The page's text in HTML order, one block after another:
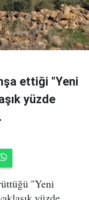
ettiği "Yeni
yüzde
"Yeni